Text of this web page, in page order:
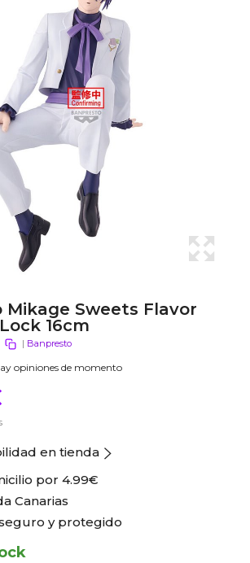
Mikage Sweets Flavor
16cm
| Banpresto
opiniones de momento
en tienda
por 4.99€
Canarias
y protegido